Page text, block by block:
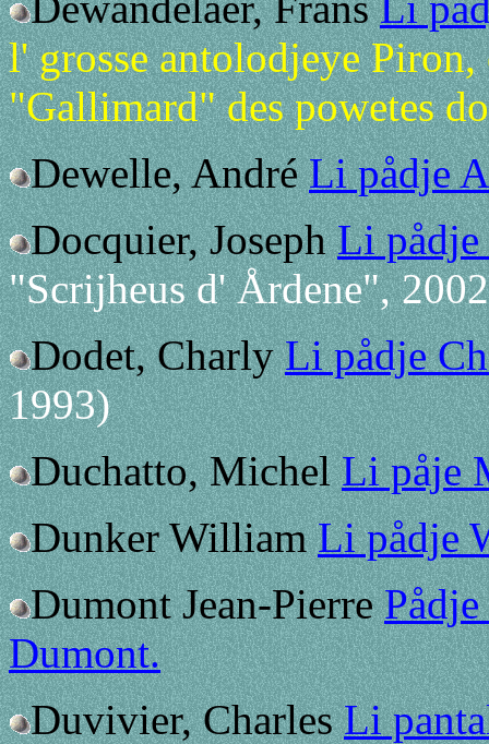
l' grosse antolodjeye
"Gallimard" des powetes
Dewelle, AndréLi pådje
Docquier, JosephLi
"Scrijheus d' Årdene",
Dodet, CharlyLi pådje
1993)
Duchatto, MichelLi påje
Dunker WilliamLi pådje
Dumont Jean-Pierre
Dumont.
Duvivier, CharlesLi